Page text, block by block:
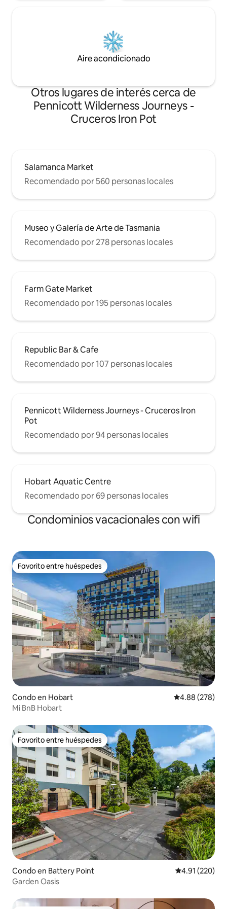
Aire acondicionado
Otros lugares de interés cerca de
Pennicott Wilderness Journeys -
Cruceros Iron Pot
Salamanca Market
Recomendado por 560 personas locales
Museo y Galería de Arte de Tasmania
Recomendado por 278 personas locales
Farm Gate Market
Recomendado por 195 personas locales
Republic Bar & Cafe
Recomendado por 107 personas locales
Pennicott Wilderness Journeys - Cruceros Iron
Pot
Recomendado por 94 personas locales
Hobart Aquatic Centre
Recomendado por 69 personas locales
Condominios vacacionales con wifi
Favorito entre huéspedes
Favorito entre huéspedes
Condo en Hobart Calificación
4.88 (278)
Mi BnB Hobart
Favorito entre huéspedes
Favorito entre huéspedes
Condo en Battery Point Calificación
4.91 (220)
Garden Oasis